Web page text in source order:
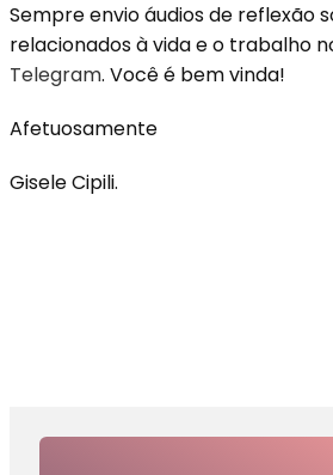
Sempre envio áudios de reflexão
relacionados à vida e o trabalho
Telegram. Você é bem vinda!
Afetuosamente
Gisele Cipili.